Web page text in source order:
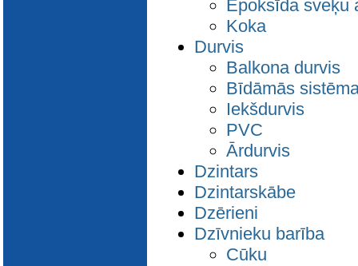
Epoksīda sveķu
Koka
Durvis
Balkona durvis
Bīdāmās
Iekšdurvis
PVC
Ārdurvis
Dzintars
Dzintarskābe
Dzērieni
Dzīvnieku barība
Cūku